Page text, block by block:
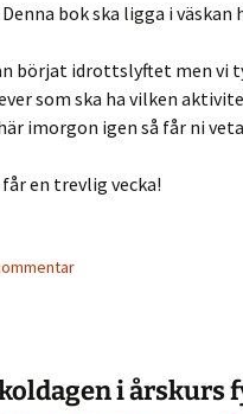
bok ska ligga i väskan
börjat idrottslyftet men vi
som ska ha vilken
imorgon igen så får ni
en trevlig vecka!
i årskurs